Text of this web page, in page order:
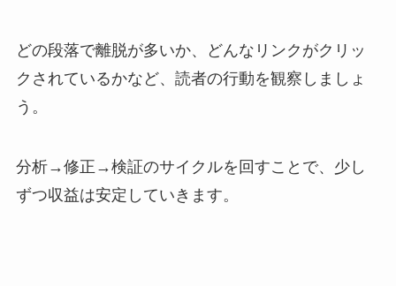
どの段落で離脱が多いか、どんなリンクがクリッ
クされているかなど、読者の行動を観察しましょ
う。
分析→修正→検証のサイクルを回すことで、少し
ずつ収益は安定していきます。